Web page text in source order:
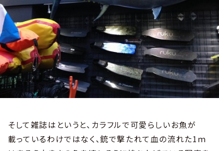
そして雑誌はというと、カラフルで可愛らしいお魚が
載っているわけではなく、銃で撃たれて血の流れた1ｍ